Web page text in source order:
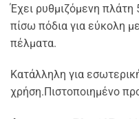
Έχει ρυθμιζόμενη
πίσω πόδια για εύκολη
πέλματα.
Κατάλληλη για
χρήση.Πιστοποιημένο